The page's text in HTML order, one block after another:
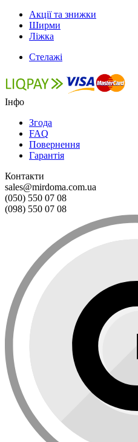
Акції та знижки
Ширми
Ліжка
Стелажі
Інфо
Згода
FAQ
Повернення
Гарантія
Контакти
sales@mirdoma.com.ua
(050) 550 07 08
(098) 550 07 08